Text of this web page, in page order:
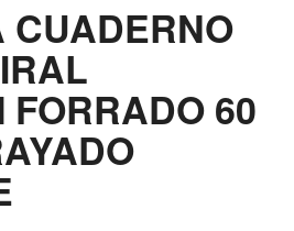
CUADERNO
FORRADO 60